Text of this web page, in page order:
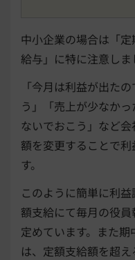
中小企業の場合は「
給与」に特に注意しま
「今月は利益が出た
う」「売上が少なか
ないでおこう」など
額を変更することで
す。
このように簡単に利
額支給にて毎月の役
定めています。また
は、定額支給額を超